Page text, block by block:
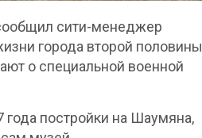
сити-менеджер
города второй половины
о специальной военной
постройки на Шаумяна,